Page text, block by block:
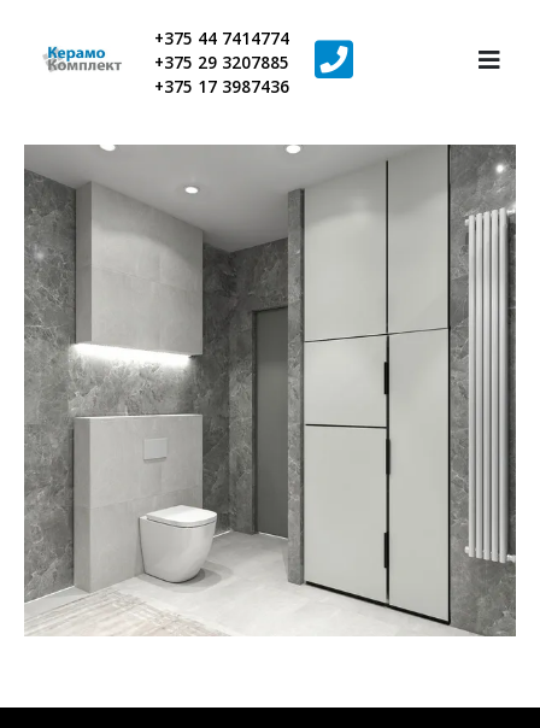
+375 44 7414774
+375 29 3207885
+375 17 3987436